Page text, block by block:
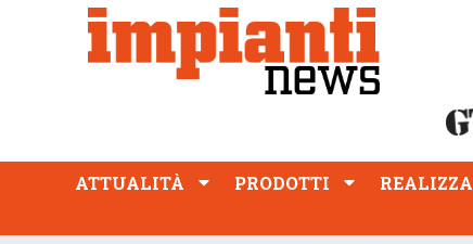
ATTUALITÀ PRODOTTI REALIZZAZIONI
PROFESSIONE
ATTUALITÀ PRODOTTI